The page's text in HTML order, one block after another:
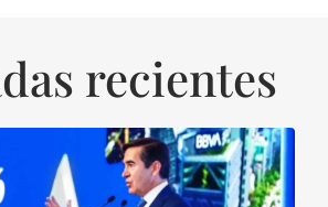
recientes